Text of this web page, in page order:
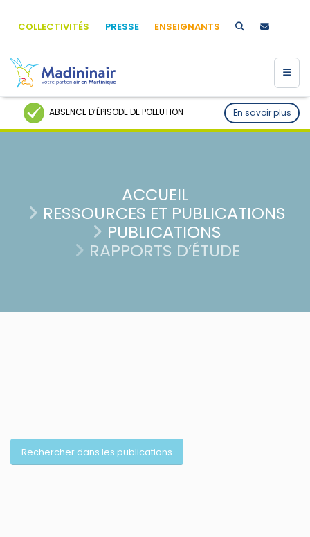
COLLECTIVITÉS PRESSE ENSEIGNANTS
ABSENCE D’ÉPISODE DE POLLUTION En savoir plus
ACCUEIL
RESSOURCES ET PUBLICATIONS
PUBLICATIONS
RAPPORTS D’ÉTUDE
Rechercher dans les publications